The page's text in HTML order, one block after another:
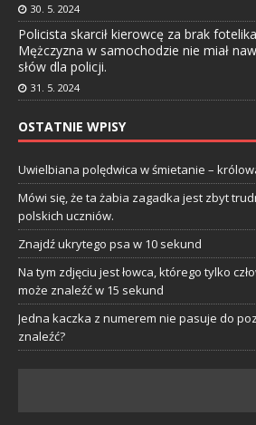
30. 5. 2024
Policista skarcił kierowcę za brak
Mężczyzna w samochodzie nie miał
słów dla policji.
31. 5. 2024
OSTATNIE WPISY
Uwielbiana polędwica w śmietanie –
Mówi się, że ta żabia zagadka jest zbyt
polskich uczniów.
Znajdź ukrytego psa w 10 sekund
Na tym zdjęciu jest łowca, którego tylko
może znaleźć w 15 sekund
Jedna kaczka z numerem nie pasuje do
znaleźć?